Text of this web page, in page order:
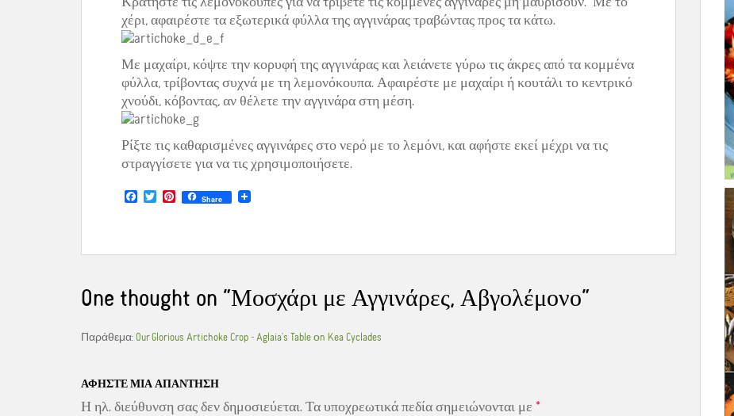
χέρι, αφαιρέστε τα εξωτερικά φύλλα της αγγινάρας τραβώντας προς τα κάτω.
Με μαχαίρι, κόψτε την κορυφή της αγγινάρας και λειάνετε γύρω τις άκρες από τα κομμένα
φύλλα, τρίβοντας συχνά με τη λεμονόκουπα. Αφαιρέστε με μαχαίρι ή κουτάλι το κεντρικό
χνούδι, κόβοντας, αν θέλετε την αγγινάρα στη μέση.
Ρίξτε τις καθαρισμένες αγγινάρες στο νερό με το λεμόνι, και αφήστε εκεί μέχρι να τις
στραγγίσετε για να τις χρησιμοποιήσετε.
o
T
e
P
r
t
Share
One thought on “Μοσχάρι με Αγγινάρες, Αβγολέμονο”
Παράθεμα: Our Glorious Artichoke Crop - Aglaia's Table οn Kea Cyclades
ΑΦΉΣΤΕ ΜΙΑ ΑΠΆΝΤΗΣΗ
Η ηλ. διεύθυνση σας δεν δημοσιεύεται. Τα υποχρεωτικά πεδία σημειώνονται με *